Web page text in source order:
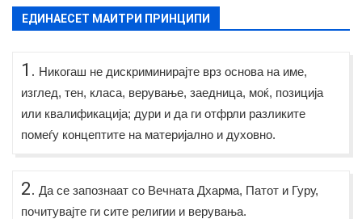
ЕДИНАЕСЕТ МАИТРИ ПРИНЦИПИ
1. Никогаш не дискриминирајте врз основа на име,
изглед, тен, класа, верување, заедница, моќ, позиција
или квалификација; дури и да ги отфрли разликите
помеѓу концептите на материјално и духовно.
2. Да се запознаат со Вечната Дхарма, Патот и Гуру,
почитувајте ги сите религии и верувања.